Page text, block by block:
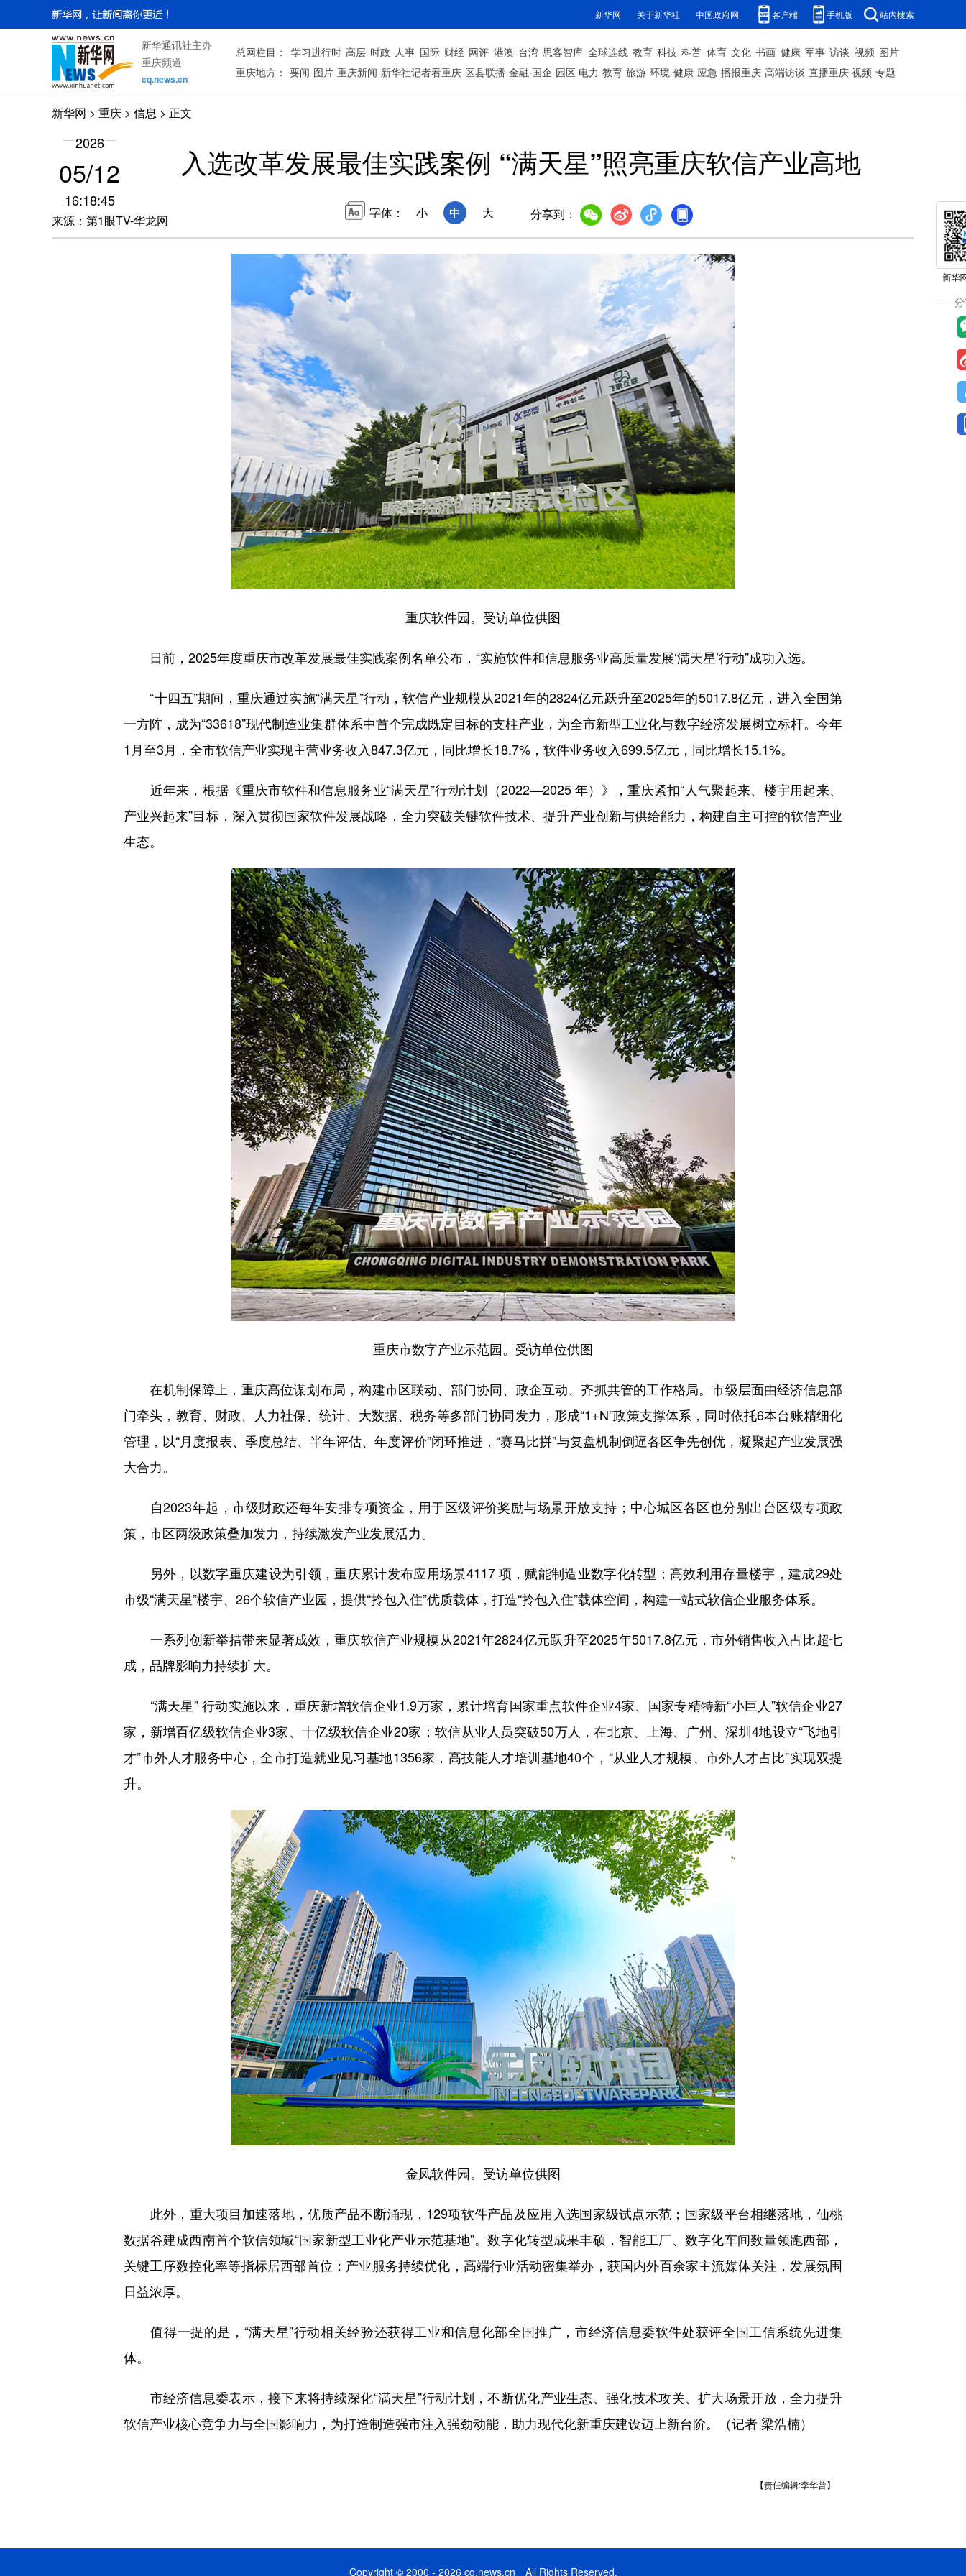
新华网 关于新华社 中国政府网 客户端 手机版 站内搜索
新华通讯社主办
重庆频道
cq.news.cn
总网栏目： 学习进行时 高层 时政 人事 国际 财经 网评 港澳 台湾 思客智库 全球连线 教育 科技 科普 体育 文化 书画 健康 军事 访谈 视频 图片
重庆地方： 要闻 图片 重庆新闻 新华社记者看重庆 区县联播 金融·国企 园区 电力 教育 旅游 环境 健康 应急 播报重庆 高端访谈 直播重庆 视频 专题
新华网 > 重庆 > 信息 > 正文
2026
05/12
16:18:45
来源：第1眼TV-华龙网
入选改革发展最佳实践案例 “满天星”照亮重庆软信产业高地
字体： 小 中 大 分享到：
重庆软件园。受访单位供图
日前，2025年度重庆市改革发展最佳实践案例名单公布，“实施软件和信息服务业高质量发展‘满天星’行动”成功入选。
“十四五”期间，重庆通过实施“满天星”行动，软信产业规模从2021年的2824亿元跃升至2025年的5017.8亿元，进入全国第
一方阵，成为“33618”现代制造业集群体系中首个完成既定目标的支柱产业，为全市新型工业化与数字经济发展树立标杆。今年
1月至3月，全市软信产业实现主营业务收入847.3亿元，同比增长18.7%，软件业务收入699.5亿元，同比增长15.1%。
近年来，根据《重庆市软件和信息服务业“满天星”行动计划（2022—2025 年）》，重庆紧扣“人气聚起来、楼宇用起来、
产业兴起来”目标，深入贯彻国家软件发展战略，全力突破关键软件技术、提升产业创新与供给能力，构建自主可控的软信产业
生态。
重庆市数字产业示范园。受访单位供图
在机制保障上，重庆高位谋划布局，构建市区联动、部门协同、政企互动、齐抓共管的工作格局。市级层面由经济信息部
门牵头，教育、财政、人力社保、统计、大数据、税务等多部门协同发力，形成“1+N”政策支撑体系，同时依托6本台账精细化
管理，以“月度报表、季度总结、半年评估、年度评价”闭环推进，“赛马比拼”与复盘机制倒逼各区争先创优，凝聚起产业发展强
大合力。
自2023年起，市级财政还每年安排专项资金，用于区级评价奖励与场景开放支持；中心城区各区也分别出台区级专项政
策，市区两级政策叠加发力，持续激发产业发展活力。
另外，以数字重庆建设为引领，重庆累计发布应用场景4117 项，赋能制造业数字化转型；高效利用存量楼宇，建成29处
市级“满天星”楼宇、26个软信产业园，提供“拎包入住”优质载体，打造“拎包入住”载体空间，构建一站式软信企业服务体系。
一系列创新举措带来显著成效，重庆软信产业规模从2021年2824亿元跃升至2025年5017.8亿元，市外销售收入占比超七
成，品牌影响力持续扩大。
“满天星” 行动实施以来，重庆新增软信企业1.9万家，累计培育国家重点软件企业4家、国家专精特新“小巨人”软信企业27
家，新增百亿级软信企业3家、十亿级软信企业20家；软信从业人员突破50万人，在北京、上海、广州、深圳4地设立“飞地引
才”市外人才服务中心，全市打造就业见习基地1356家，高技能人才培训基地40个，“从业人才规模、市外人才占比”实现双提
升。
金凤软件园。受访单位供图
此外，重大项目加速落地，优质产品不断涌现，129项软件产品及应用入选国家级试点示范；国家级平台相继落地，仙桃
数据谷建成西南首个软信领域“国家新型工业化产业示范基地”。数字化转型成果丰硕，智能工厂、数字化车间数量领跑西部，
关键工序数控化率等指标居西部首位；产业服务持续优化，高端行业活动密集举办，获国内外百余家主流媒体关注，发展氛围
日益浓厚。
值得一提的是，“满天星”行动相关经验还获得工业和信息化部全国推广，市经济信息委软件处获评全国工信系统先进集
体。
市经济信息委表示，接下来将持续深化“满天星”行动计划，不断优化产业生态、强化技术攻关、扩大场景开放，全力提升
软信产业核心竞争力与全国影响力，为打造制造强市注入强劲动能，助力现代化新重庆建设迈上新台阶。（记者 梁浩楠）
【责任编辑:李华曾】
Copyright © 2000 - 2026 cq.news.cn All Rights Reserved.